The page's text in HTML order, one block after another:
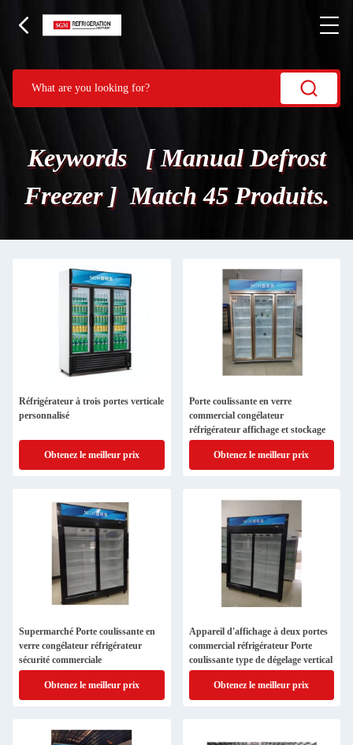
Keywords [ Manual Defrost
Freezer ] Match 45 Produits.
Réfrigérateur à trois portes verticale
personnalisé
Obtenez le meilleur prix
Porte coulissante en verre
commercial congélateur
réfrigérateur affichage et stockage
Obtenez le meilleur prix
Supermarché Porte coulissante en
verre congélateur réfrigérateur
sécurité commerciale
Obtenez le meilleur prix
Appareil d'affichage à deux portes
commercial réfrigérateur Porte
coulissante type de dégelage vertical
Obtenez le meilleur prix